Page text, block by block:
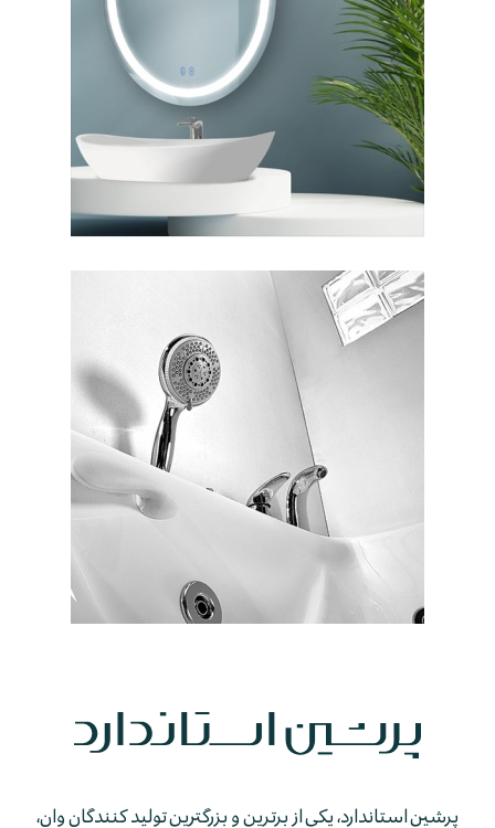
پرشين استاندارد، يكي از برترين و بزرگترين توليد كنندگان وان،